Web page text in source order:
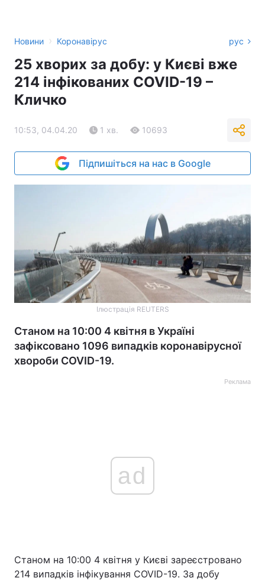
Новини › Коронавірус рус
25 хворих за добу: у Києві вже
214 інфікованих COVID-19 –
Кличко
10:53, 04.04.20 1 хв. 10693
Підпишіться на нас в Google
Ілюстрація REUTERS
Станом на 10:00 4 квітня в Україні
зафіксовано 1096 випадків коронавірусної
хвороби COVID-19.
Реклама
ad
Станом на 10:00 4 квітня у Києві зареєстровано
214 випадків інфікування COVID-19. За добу